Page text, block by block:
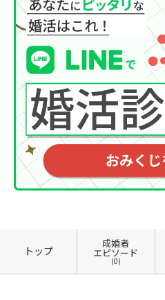
トップ
成婚者
エピソード
(0)